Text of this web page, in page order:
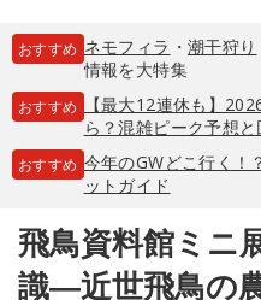
おすすめ ネモフィラ ・ 潮干狩り
情報を大特集
おすすめ
【最大12連休も】
ら？混雑ピーク予想
おすすめ 今年のGWどこ行く！
ットガイド
飛鳥資料館ミニ
識―近世飛鳥の